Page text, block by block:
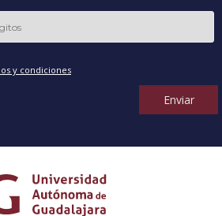
y condiciones
Enviar